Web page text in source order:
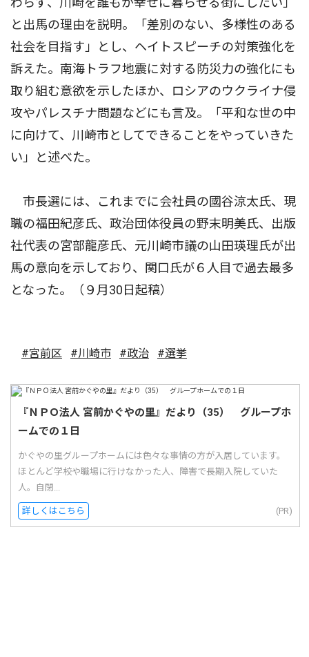
と出馬の理由を説明。「差別のない、多様性のある
社会を目指す」とし、ヘイトスピーチの対策強化を
訴えた。南海トラフ地震に対する防災力の強化にも
取り組む意欲を示したほか、ロシアのウクライナ侵
攻やパレスチナ問題などにも言及。「平和な世の中
に向けて、川崎市としてできることをやっていきた
い」と述べた。
市長選には、これまでに会社員の國谷涼太氏、現
職の福田紀彦氏、政治団体役員の野末明美氏、出版
社代表の宮部龍彦氏、元川崎市議の山田瑛理氏が出
馬の意向を示しており、関口氏が６人目で過去最多
となった。（９月30日起稿）
#宮前区 #川崎市 #政治 #選挙
『ＮＰＯ法人 宮前かぐやの里』だより（35） グループホ
ームでの１日
かぐやの里グループホームには色々な事情の方が入居しています。
ほとんど学校や職場に行けなかった人、障害で長期入院していた
人。自閉...
詳しくはこちら (PR)